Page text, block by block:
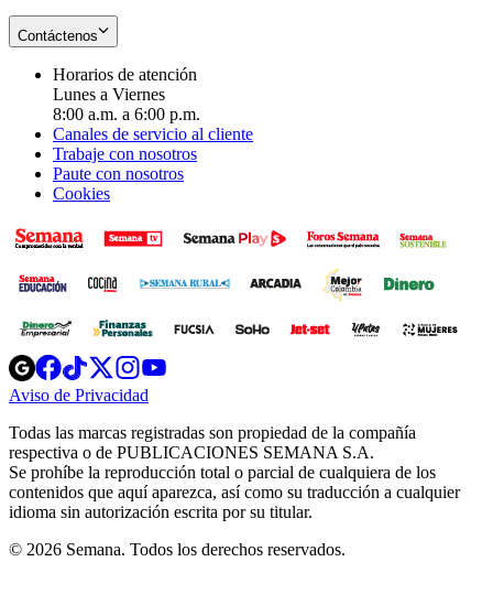
Contáctenos
Horarios de atención
Lunes a Viernes
8:00 a.m. a 6:00 p.m.
Canales de servicio al cliente
Trabaje con nosotros
Paute con nosotros
Cookies
Opens
in
new
Opens
in
new
Opens
in
new
window
Opens
new
windowwindow
Aviso de Privacidad
new
window
Todas las marcas registradas son propiedad de la compañía
respectiva o de PUBLICACIONES SEMANA S.A.
Se prohíbe la reproducción total o parcial de cualquiera de los
contenidos que aquí aparezca, así como su traducción a cualquier
idioma sin autorización escrita por su titular.
© 2026 Semana. Todos los derechos reservados.